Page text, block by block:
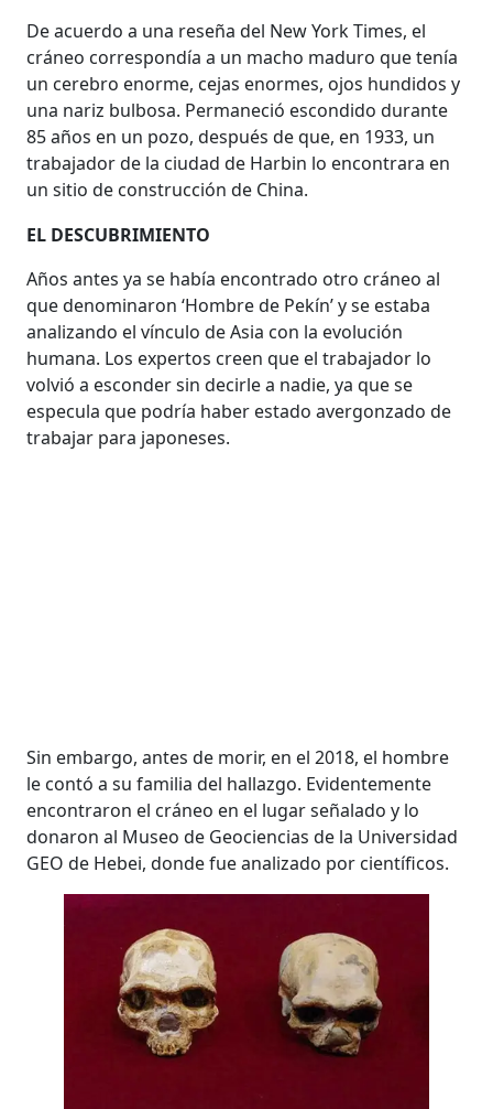
De acuerdo a una reseña del New York Times, el
cráneo correspondía a un macho maduro que tenía
un cerebro enorme, cejas enormes, ojos hundidos y
una nariz bulbosa. Permaneció escondido durante
85 años en un pozo, después de que, en 1933, un
trabajador de la ciudad de Harbin lo encontrara en
un sitio de construcción de China.
EL DESCUBRIMIENTO
Años antes ya se había encontrado otro cráneo al
que denominaron ‘Hombre de Pekín’ y se estaba
analizando el vínculo de Asia con la evolución
humana. Los expertos creen que el trabajador lo
volvió a esconder sin decirle a nadie, ya que se
especula que podría haber estado avergonzado de
trabajar para japoneses.
Sin embargo, antes de morir, en el 2018, el hombre
le contó a su familia del hallazgo. Evidentemente
encontraron el cráneo en el lugar señalado y lo
donaron al Museo de Geociencias de la Universidad
GEO de Hebei, donde fue analizado por científicos.